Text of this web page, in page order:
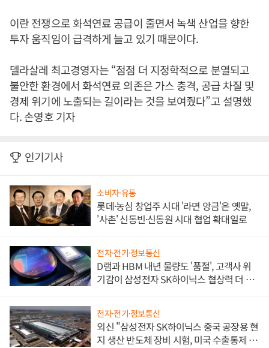
이란 전쟁으로 화석연료 공급이 줄면서 녹색 산업을 향한
투자 움직임이 급격하게 늘고 있기 때문이다.
델라살레 최고경영자는 “점점 더 지정학적으로 분열되고
불안한 환경에서 화석연료 의존은 가스 충격, 공급 차질 및
경제 위기에 노출되는 길이라는 것을 보여줬다”고 설명했
다. 손영호 기자
인기기사
소비자·유통
롯데·농심 창업주 시대 '라면 앙금'은 옛말,
'사촌' 신동빈·신동원 시대 협업 확대일로
전자·전기·정보통신
D램과 HBM 내년 물량도 '품절', 고객사 위
기감이 삼성전자 SK하이닉스 협상력 더 키
전자·전기·정보통신
외신 "삼성전자 SK하이닉스 중국 공장용 현
지 생산 반도체 장비 시험, 미국 수출통제 대